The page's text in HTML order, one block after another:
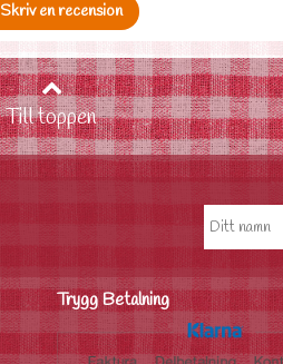
Skriv en recension
Till toppen
Trygg Betalning